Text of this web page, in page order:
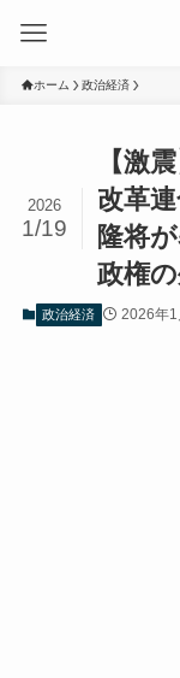
ホーム 政治経済
【激
改革
隆将
政権
2026
1/19
政治経済 2026年1